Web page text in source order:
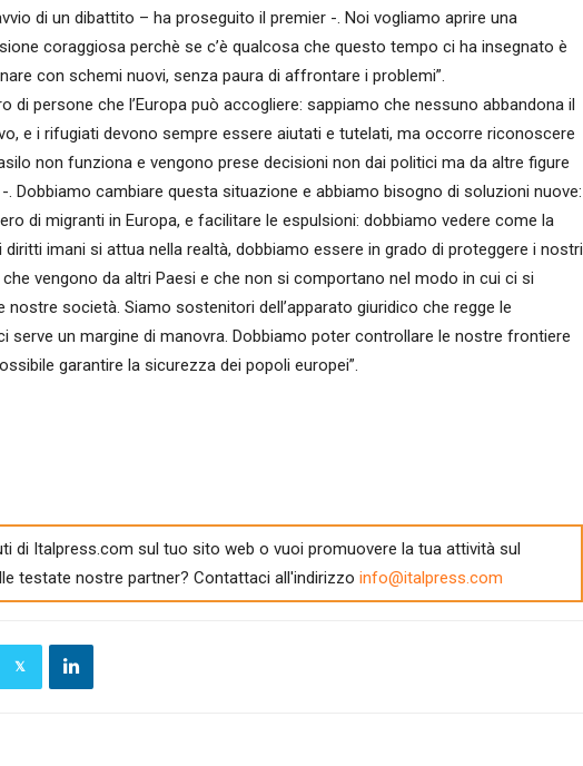
di un dibattito – ha proseguito il premier -. Noi vogliamo aprire una
coraggiosa perchè se c’è qualcosa che questo tempo ci ha insegnato è
con schemi nuovi, senza paura di affrontare i problemi”.
di persone che l’Europa può accogliere: sappiamo che nessuno abbandona il
e i rifugiati devono sempre essere aiutati e tutelati, ma occorre riconoscere
non funziona e vengono prese decisioni non dai politici ma da altre figure
. Dobbiamo cambiare questa situazione e abbiamo bisogno di soluzioni nuove:
di migranti in Europa, e facilitare le espulsioni: dobbiamo vedere come la
imani si attua nella realtà, dobbiamo essere in grado di proteggere i nostri
vengono da altri Paesi e che non si comportano nel modo in cui ci si
nostre società. Siamo sostenitori dell’apparato giuridico che regge le
serve un margine di manovra. Dobbiamo poter controllare le nostre frontiere
garantire la sicurezza dei popoli europei”.
di Italpress.com sul tuo sito web o vuoi promuovere la tua attività sul
testate nostre partner? Contattaci all'indirizzo info@italpress.com